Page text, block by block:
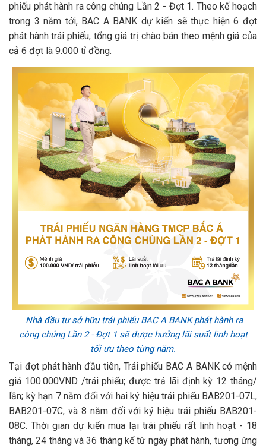
phiếu phát hành ra công chúng Lần 2 - Đợt 1. Theo kế hoạch
trong 3 năm tới, BAC A BANK dự kiến sẽ thực hiện 6 đợt
phát hành trái phiếu, tổng giá trị chào bán theo mệnh giá của
cả 6 đợt là 9.000 tỉ đồng.
Nhà đầu tư sở hữu trái phiếu BAC A BANK phát hành ra
công chúng Lần 2 - Đợt 1 sẽ được hưởng lãi suất linh hoạt
tối ưu theo từng năm.
Tại đợt phát hành đầu tiên, Trái phiếu BAC A BANK có mệnh
giá 100.000VND /trái phiếu; được trả lãi định kỳ 12 tháng/
lần; kỳ hạn 7 năm đối với hai ký hiệu trái phiếu BAB201-07L,
BAB201-07C, và 8 năm đối với ký hiệu trái phiếu BAB201-
08C. Thời gian dự kiến mua lại trái phiếu rất linh hoạt - 18
tháng, 24 tháng và 36 tháng kể từ ngày phát hành, tương ứng